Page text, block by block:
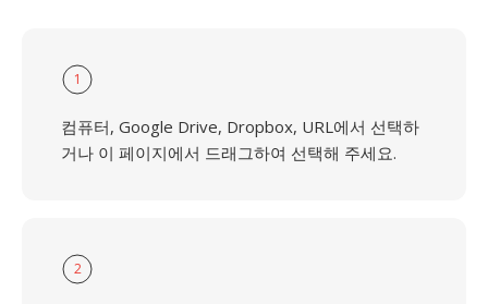
1
컴퓨터, Google Drive, Dropbox, URL에서 선택하
거나 이 페이지에서 드래그하여 선택해 주세요.
2